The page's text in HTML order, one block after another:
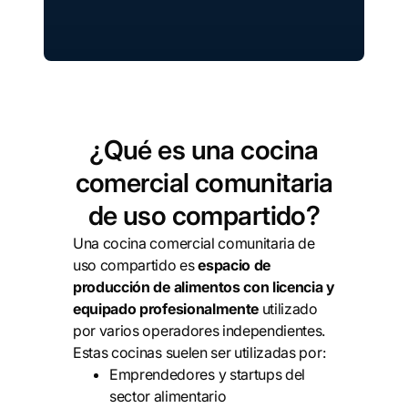
¿Qué es una cocina
comercial comunitaria
de uso compartido?
Una cocina comercial comunitaria de
uso compartido esespacio de
producción de alimentos con licencia y
equipado profesionalmente utilizado
por varios operadores independientes.
Estas cocinas suelen ser utilizadas por:
Emprendedores y startups del
sector alimentario